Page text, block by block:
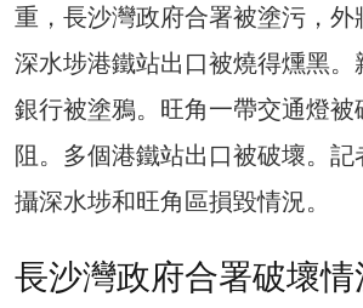
重，長沙灣政府合署被塗污，外
深水埗港鐵站出口被燒得燻黑。
銀行被塗鴉。旺角一帶交通燈被
阻。多個港鐵站出口被破壞。記
攝深水埗和旺角區損毀情況。
長沙灣政府合署破壞情